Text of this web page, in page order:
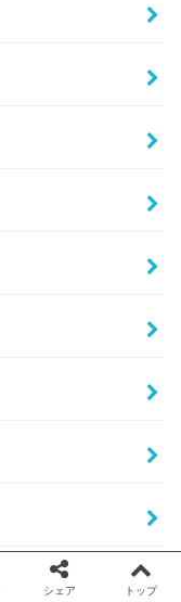
シェア トップ
facebook